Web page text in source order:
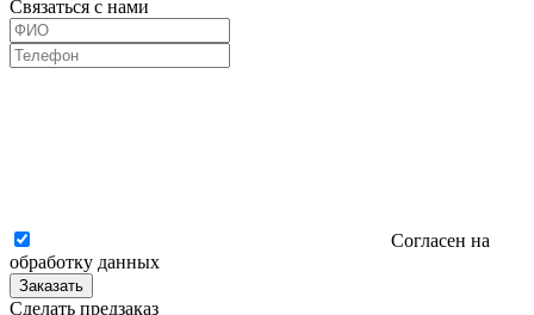
Связаться с нами
Согласен на
обработку данных
Заказать
Сделать предзаказ